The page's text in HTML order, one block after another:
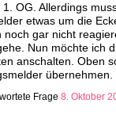
OG. Allerdings
etwas um die
noch gar nicht
Nun möchte ich
anschalten. Oben
übernehmen.
Frage 8. Oktober